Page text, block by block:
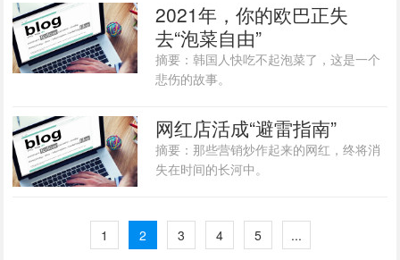
2021年，你的欧巴正失
去“泡菜自由”
摘要：韩国人快吃不起泡菜了，这是一个
悲伤的故事。
​网红店活成“避雷指南”
摘要：那些营销炒作起来的网红，终将消
失在时间的长河中。
1 2 3 4 5 ...